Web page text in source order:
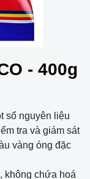
- 400g
số nguyên liệu
tra và giám sát
vàng óng đặc
không chứa hoá